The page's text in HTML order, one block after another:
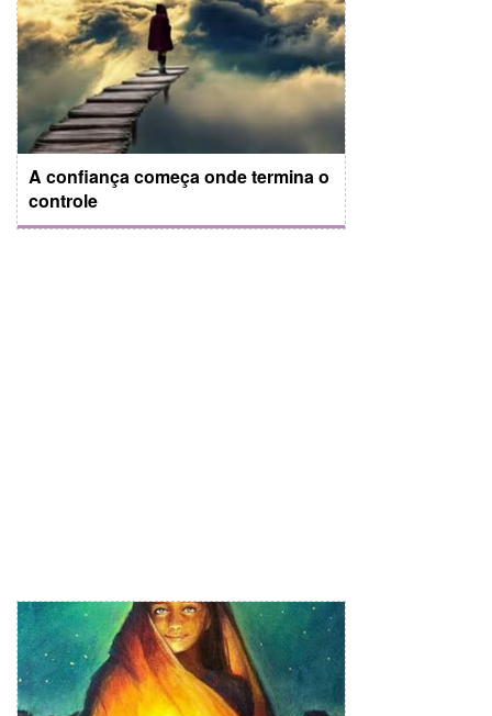
A confiança começa onde termina o
controle